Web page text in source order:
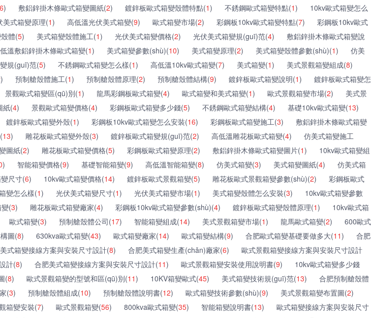
6) 敷鋁鋅掛木條歐式箱變圖紙(2) 鍍鋅板歐式箱變殼體特點(1) 不銹鋼歐式箱變特點(1)
10kv歐式箱變怎么
美式箱變原理(1) 高低溫光伏美式箱變(9) 歐式箱變市場(2) 彩鋼板10kv歐式箱變特點(7)
彩鋼板10kv歐式
體(5) 美式箱變殼體施工(1) 光伏美式箱變價格(2) 光伏美式箱變規(guī)范(4)
敷鋁鋅掛木條歐式箱變說
溫敷鋁鋅掛木條歐式箱變(1) 美式箱變參數(shù)(10) 美式箱變原理(2) 美式箱變殼體參數(shù)(1)
仿美
規(guī)范(5) 不銹鋼歐式箱變怎么樣(1) 高低溫10kv歐式箱變(7) 美式箱變(1) 美式景觀箱變組成(8)
) 預制艙殼體施工(1) 預制艙殼體原理(2) 預制艙殼體結構(9) 鍍鋅板歐式箱變說明(1)
鍍鋅板歐式箱變怎
景觀歐式箱變區(qū)別(1) 龍馬彩鋼板歐式箱變(4) 歐式箱變和美式箱變(1) 歐式景觀箱變市場(2)
美式景
紙(4) 景觀歐式箱變價格(4) 彩鋼板歐式箱變多少錢(5) 不銹鋼歐式箱變結構(4) 基礎10kv歐式箱變(13)
鍍鋅板歐式箱變外殼(1) 彩鋼板10kv歐式箱變怎么安裝(16) 彩鋼板歐式箱變施工(3)
敷鋁鋅掛木條歐式箱變
13) 雕花板歐式箱變外殼(3) 鍍鋅板歐式箱變規(guī)范(2) 高低溫雕花板歐式箱變(4)
仿美式箱變施工
圖紙(2) 雕花板歐式箱變價格(5) 彩鋼板歐式箱變原理(2) 敷鋁鋅掛木條歐式箱變圖片(1)
10kv歐式箱變組
) 智能箱變價格(9) 基礎智能箱變(9) 高低溫智能箱變(8) 仿美式箱變(3) 美式箱變圖紙(4)
仿美式箱
尺寸(6) 10kv歐式箱變價格(14) 鍍鋅板歐式景觀箱變(5) 雕花板歐式景觀箱變參數(shù)(2)
彩鋼板歐式
變怎么樣(1) 光伏美式箱變尺寸(1) 光伏美式箱變市場(1) 美式箱變殼體怎么安裝(3)
10kv歐式箱變參數
(3) 雕花板歐式箱變廠家(4) 彩鋼板10kv歐式箱變參數(shù)(4) 鍍鋅板歐式箱變殼體原理(1)
10kv歐式箱
歐式箱變(3) 預制艙殼體公司(17) 智能箱變組成(14) 美式景觀箱變市場(1) 龍馬歐式箱變(2)
600歐式
圖(8) 630kva歐式箱變(43) 歐式箱變廠家(14) 歐式箱變結構(9) 合肥歐式箱變基礎要做多大(11)
合肥
美式箱變接線方案與安裝尺寸設計(8) 合肥美式箱變生產(chǎn)廠家(6)
歐式景觀箱變接線方案與安裝尺寸設計
計(8) 合肥美式箱變接線方案與安裝尺寸設計(11) 歐式景觀箱變安裝使用說明書(9)
10kv歐式箱變多少錢
(8) 歐式景觀箱變的型號和區(qū)別(11) 10KV箱變歐式(45) 美式箱變技術規(guī)范(13)
合肥預制艙殼體
(3) 預制艙殼體組成(10) 預制艙殼體說明書(12) 歐式箱變技術參數(shù)(9) 美式景觀箱變布置圖(2)
箱變安裝(7) 歐式景觀箱變(56) 800kva歐式箱變(35) 智能箱變說明書(13)
歐式箱變接線方案與安裝尺寸